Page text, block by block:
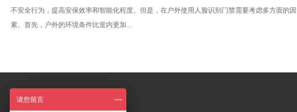
不安全行为，提高安保效率和智能化程度。但是，在户外使用人脸识别门禁需要考虑多方面的因
素。首先，户外的环境条件比室内更加…
关于朗宴
请您留言